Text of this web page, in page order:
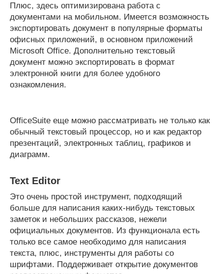
Плюс, здесь оптимизирована работа с
документами на мобильном. Имеется возможность
экспортировать документ в популярные форматы
офисных приложений, в основном приложений
Microsoft Office. Дополнительно текстовый
документ можно экспортировать в формат
электронной книги для более удобного
ознакомления.
OfficeSuite еще можно рассматривать не только как
обычный текстовый процессор, но и как редактор
презентаций, электронных таблиц, графиков и
диаграмм.
Text Editor
Это очень простой инструмент, подходящий
больше для написания каких-нибудь текстовых
заметок и небольших рассказов, нежели
официальных документов. Из функционала есть
только все самое необходимо для написания
текста, плюс, инструменты для работы со
шрифтами. Поддерживает открытие документов